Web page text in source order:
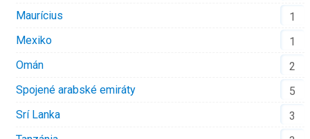
Maurícius
1
Mexiko
1
Omán
2
Spojené arabské emiráty
5
Srí Lanka
3